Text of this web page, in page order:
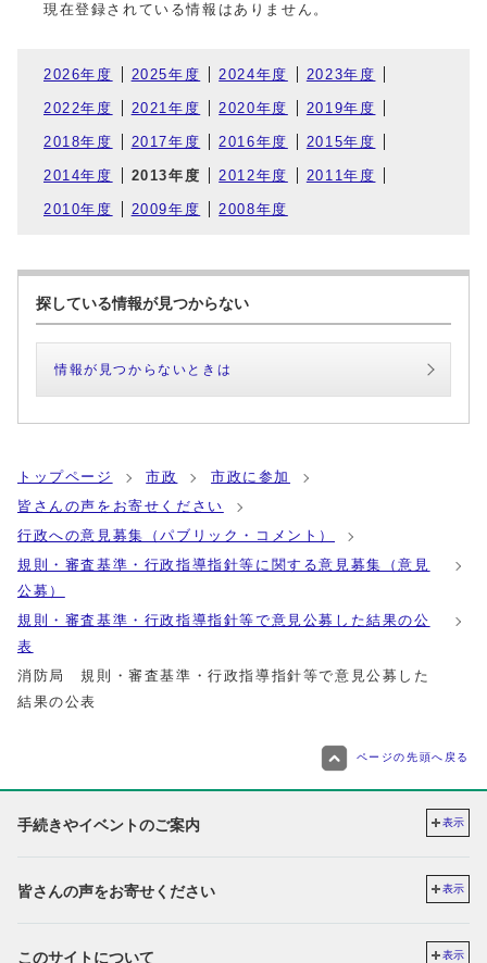
現在登録されている情報はありません。
2026年度 2025年度 2024年度 2023年度
2022年度 2021年度 2020年度 2019年度
2018年度 2017年度 2016年度 2015年度
2014年度 2013年度 2012年度 2011年度
2010年度 2009年度 2008年度
探している情報が見つからない
情報が見つからないときは
トップページ 市政
市政に参加
皆さんの声をお寄せください
行政への意見募集（パブリック・コメント）
規則・審査基準・行政指導指針等に関する意見募集（意見
公募）
規則・審査基準・行政指導指針等で意見公募した結果の公
表
消防局 規則・審査基準・行政指導指針等で意見公募した
結果の公表
ページの先頭へ戻る
手続きやイベントのご案内 表示
皆さんの声をお寄せください 表示
このサイトについて 表示